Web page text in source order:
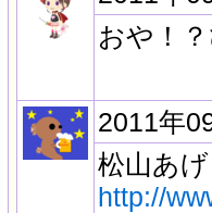
おや！
2011年
松山あ
http://